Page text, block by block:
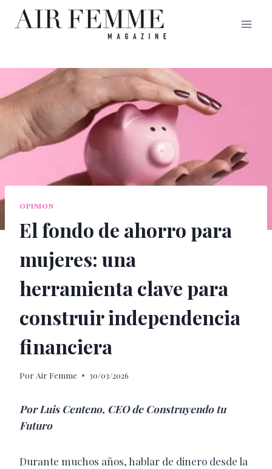
Saltar
OPINION
El fondo de ahorro para
mujeres: una
herramienta clave para
construir independencia
financiera
Por Air Femme 30/03/2026
Por Luis Centeno, CEO de Construyendo tu
Futuro
Durante muchos años, hablar de dinero desde la